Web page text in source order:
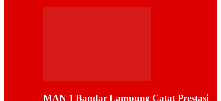
MAN 1 Bandar Lampung Catat Prestasi